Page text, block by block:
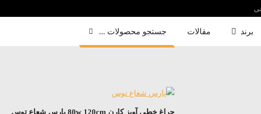
برند مقالات جستجو محصولات ...
چراغ خطی آویز کارن 80w 120cm پارس شعاع توس